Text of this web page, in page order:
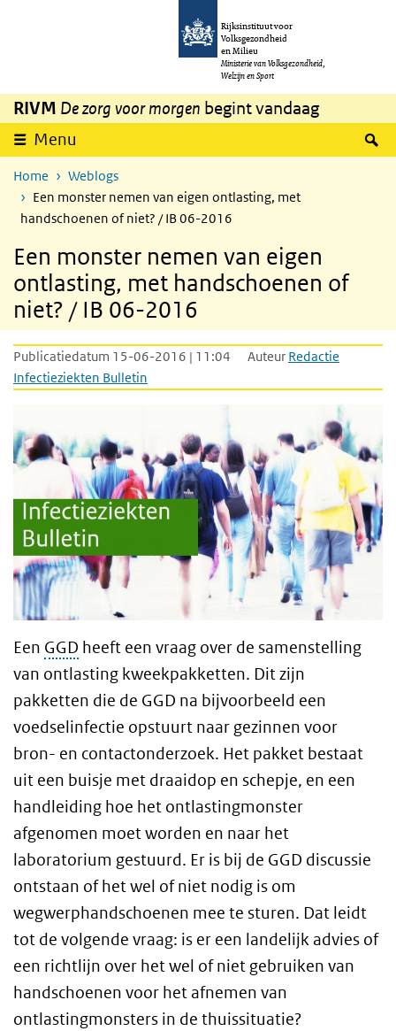
Overslaan en naar de inhoud gaan
Rijksinstituut voor
Volksgezondheid
en Milieu
Ministerie van Volksgezondheid,
Welzijn en Sport
RIVM De zorg voor morgen begint vandaag
Menu
Home
Weblogs
Een monster nemen van eigen ontlasting, met
handschoenen of niet? / IB 06-2016
Een monster nemen van eigen
ontlasting, met handschoenen of
niet? / IB 06-2016
Publicatiedatum 15-06-2016 | 11:04 Auteur Redactie
Infectieziekten Bulletin
Een GGD heeft een vraag over de samenstelling
van ontlasting kweekpakketten. Dit zijn
pakketten die de GGD na bijvoorbeeld een
voedselinfectie opstuurt naar gezinnen voor
bron- en contactonderzoek. Het pakket bestaat
uit een buisje met draaidop en schepje, en een
handleiding hoe het ontlastingmonster
afgenomen moet worden en naar het
laboratorium gestuurd. Er is bij de GGD discussie
ontstaan of het wel of niet nodig is om
wegwerphandschoenen mee te sturen. Dat leidt
tot de volgende vraag: is er een landelijk advies of
een richtlijn over het wel of niet gebruiken van
handschoenen voor het afnemen van
ontlastingmonsters in de thuissituatie?